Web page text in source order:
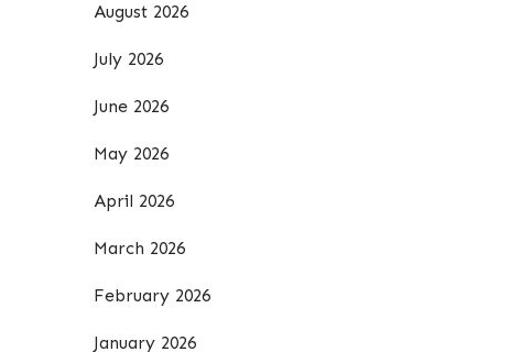
August 2026
July 2026
June 2026
May 2026
April 2026
March 2026
February 2026
January 2026